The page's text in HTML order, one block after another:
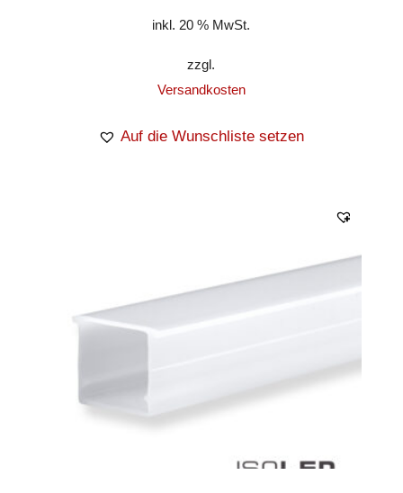
inkl. 20 % MwSt.
zzgl.
Versandkosten
Auf die Wunschliste setzen